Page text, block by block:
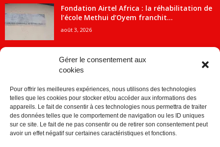
Gérer le consentement aux
cookies
Pour offrir les meilleures expériences, nous utilisons des technologies
telles que les cookies pour stocker et/ou accéder aux informations des
appareils. Le fait de consentir à ces technologies nous permettra de traiter
des données telles que le comportement de navigation ou les ID uniques
sur ce site. Le fait de ne pas consentir ou de retirer son consentement peut
avoir un effet négatif sur certaines caractéristiques et fonctions.
Fondation Airtel Africa : la réhabilitation de
l’école Methui d’Oyem franchit...
août 3, 2026
ACTUALITES
Economie 2091
1840
Société